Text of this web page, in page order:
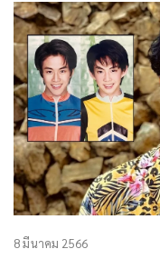
มากมาย แต่ล่าสุดหนุ่ม
ตาแกรมถึงเรื่องดังกล่าว
8 มีนาคม 2566